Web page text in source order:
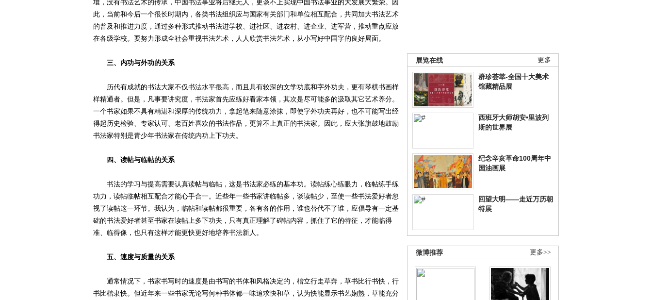
更多
展览在线
群珍荟萃-全国十大美术
馆藏精品展
西班牙大师胡安•里波列
斯的世界展
纪念辛亥革命100周年中
国油画展
回望大明——走近万历朝
特展
更多>>
微博推荐
壤，没有书法艺术的传承，中国书法事业将后继无人，更谈不上实现中国书法事业的大发展大繁荣。因
此，当前和今后一个很长时期内，各类书法组织应与国家有关部门和单位相互配合，共同加大书法艺术
的普及和推进力度，通过多种形式推动书法进学校、进社区、进农村、进企业、进军营，推动重点应放
在各级学校。要努力形成全社会重视书法艺术，人人欣赏书法艺术，从小写好中国字的良好局面。
三、内功与外功的关系
历代有成就的书法大家不仅书法水平很高，而且具有较深的文学功底和字外功夫，更有琴棋书画样
样精通者。但是，凡事要讲究度，书法家首先应练好看家本领，其次是尽可能多的汲取其它艺术养分。
一个书家如果不具有精湛和深厚的传统功力，拿起笔来随意涂抹，即使字外功夫再好，也不可能写出经
得起历史检验、专家认可、老百姓喜欢的书法作品，更算不上真正的书法家。因此，应大张旗鼓地鼓励
书法家特别是青少年书法家在传统内功上下功夫。
四、读帖与临帖的关系
书法的学习与提高需要认真读帖与临帖，这是书法家必练的基本功。读帖练心练眼力，临帖练手练
功力，读帖临帖相互配合才能心手合一。近些年一些书家讲临帖多，谈读帖少，至使一些书法爱好者忽
视了读帖这一环节。我认为，临帖和读帖都很重要，各有各的作用，谁也替代不了谁，应倡导有一定基
础的书法爱好者甚至书家在读帖上多下功夫，只有真正理解了碑帖内容，抓住了它的特征，才能临得
准、临得像，也只有这样才能更快更好地培养书法新人。
五、速度与质量的关系
通常情况下，书家书写时的速度是由书写的书体和风格决定的，楷立行走草奔，草书比行书快，行
书比楷隶快。但近年来一些书家无论写何种书体都一味追求快和草，认为快能显示书艺娴熟，草能充分